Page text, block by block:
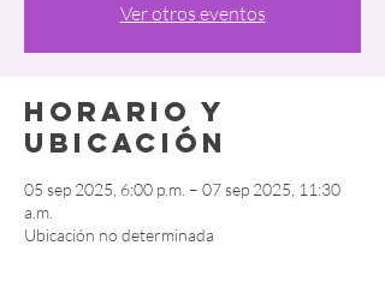
Ver otros eventos
Horario y
ubicación
05 sep 2025, 6:00 p.m. – 07 sep 2025, 11:30
a.m.
Ubicación no determinada